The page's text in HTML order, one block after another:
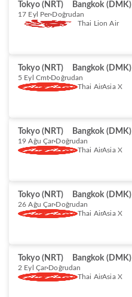
Tokyo (NRT) Bangkok (DMK)
17 Eyl Per Doğrudan
Thai Lion Air
Tokyo (NRT) Bangkok (DMK)
5 Eyl Cmt Doğrudan
Thai AirAsia X
Tokyo (NRT) Bangkok (DMK)
19 Ağu Çar Doğrudan
Thai AirAsia X
Tokyo (NRT) Bangkok (DMK)
26 Ağu Çar Doğrudan
Thai AirAsia X
Tokyo (NRT) Bangkok (DMK)
2 Eyl Çar Doğrudan
Thai AirAsia X